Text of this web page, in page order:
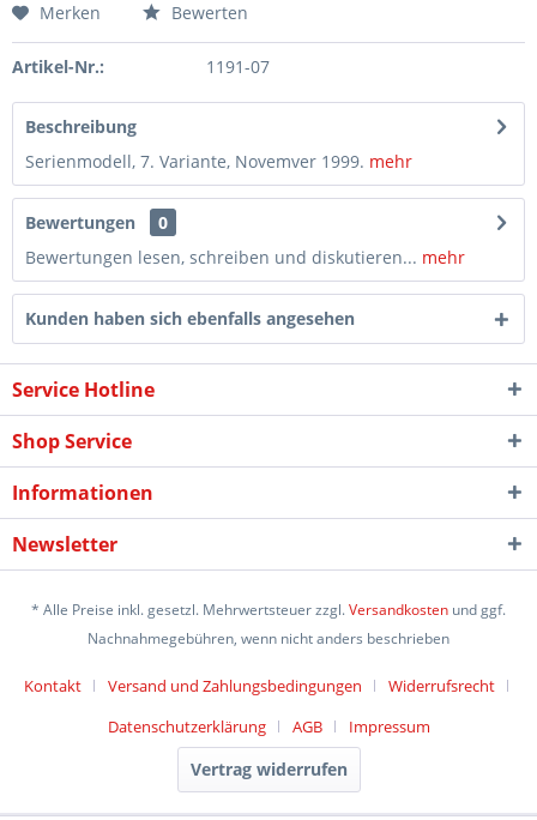
Merken Bewerten
Artikel-Nr.: 1191-07
Beschreibung
Serienmodell, 7. Variante, Novemver 1999. mehr
Bewertungen
0
Bewertungen lesen, schreiben und diskutieren... mehr
Kunden haben sich ebenfalls angesehen
Service Hotline
Shop Service
Informationen
Newsletter
* Alle Preise inkl. gesetzl. Mehrwertsteuer zzgl.Versandkosten und ggf.
Nachnahmegebühren, wenn nicht anders beschrieben
Kontakt Versand und Zahlungsbedingungen
Widerrufsrecht
Datenschutzerklärung
AGB Impressum
Vertrag widerrufen